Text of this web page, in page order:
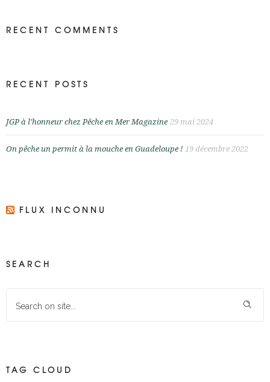
RECENT COMMENTS
RECENT POSTS
JGP à l’honneur chez Pêche en Mer Magazine 29 mai 2024
On pêche un permit à la mouche en Guadeloupe ! 19 décembre 2022
FLUX INCONNU
SEARCH
TAG CLOUD